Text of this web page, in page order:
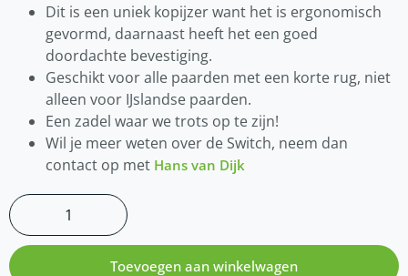
Dit is een uniek kopijzer want het is ergonomisch
gevormd, daarnaast heeft het een goed
doordachte bevestiging.
Geschikt voor alle paarden met een korte rug, niet
alleen voor IJslandse paarden.
Een zadel waar we trots op te zijn!
Wil je meer weten over de Switch, neem dan
contact op met Hans van Dijk
Toevoegen aan winkelwagen